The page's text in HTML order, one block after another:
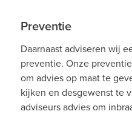
Preventie
Daarnaast adviseren wij
preventie. Onze
om advies op maat te
kijken en desgewenst te
adviseurs advies om